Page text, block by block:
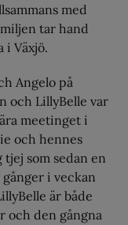
med
tar hand
i Växjö.
Angelo på
och LillyBelle var
meetinget i
och hennes
som sedan en
i veckan
är både
och den gångna